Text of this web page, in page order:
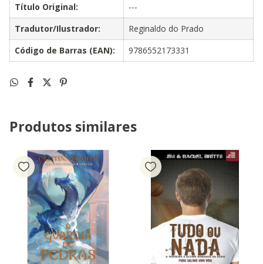
Título Original:
---
Tradutor/Ilustrador:
Reginaldo do Prado
Código de Barras (EAN):
9786552173331
Produtos similares